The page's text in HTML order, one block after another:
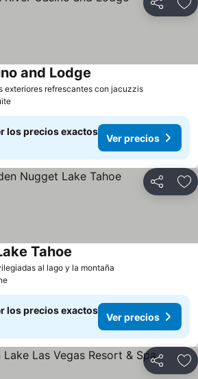
Compartir
exteriores refrescantes con jacuzzis
and Lodge
los precios exactos
Ver precios
Compartir
al lago y la montaña
Tahoe
los precios exactos
Ver precios
Compartir